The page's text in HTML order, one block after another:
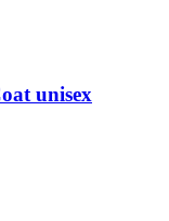
unisex